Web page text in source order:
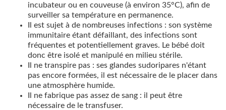
incubateur ou en couveuse (à environ 35°C), afin de
surveiller sa température en permanence.
Il est sujet à de nombreuses infections : son système
immunitaire étant défaillant, des infections sont
fréquentes et potentiellement graves. Le bébé doit
donc être isolé et manipulé en milieu stérile.
Il ne transpire pas : ses glandes sudoripares n'étant
pas encore formées, il est nécessaire de le placer dans
une atmosphère humide.
Il ne fabrique pas assez de sang : il peut être
nécessaire de le transfuser.